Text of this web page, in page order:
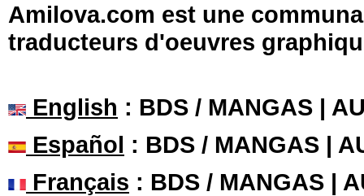
Amilova.com est une
traducteurs d'oeuvres
English : BDS / MANGAS |
Español : BDS / MANGAS |
Français : BDS / MANGAS |